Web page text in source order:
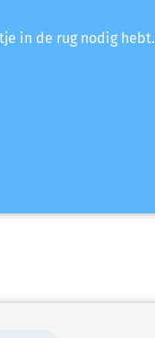
in de rug nodig hebt.